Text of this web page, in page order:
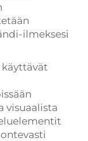
ilmeksesi
visuaalista